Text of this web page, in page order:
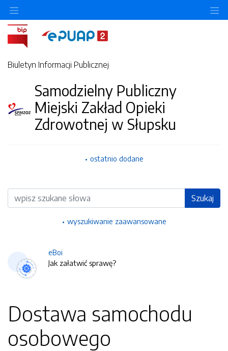
Biuletyn Informacji Publicznej
Samodzielny Publiczny
Miejski Zakład Opieki
Zdrowotnej w Słupsku
ostatnio dodane
Wyszukiwarka Szukaj
wyszukiwanie zaawansowane
eBoi
Jak załatwić sprawę?
Dostawa samochodu
osobowego